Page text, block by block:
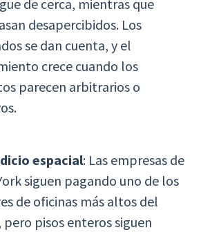
de cerca, mientras que
desapercibidos. Los
se dan cuenta, y el
crece cuando los
parecen arbitrarios o
espacial: Las empresas de
siguen pagando uno de los
de oficinas más altos del
pero pisos enteros siguen